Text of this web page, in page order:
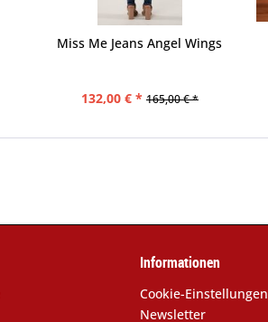
Miss Me Jeans Angel Wings
132,00 € * 165,00 € *
Informationen
Cookie-Einstellungen
Newsletter